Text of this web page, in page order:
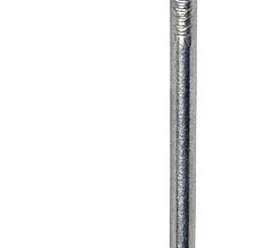
so nastavljeni samo
zasebnosti, prijava
vas opozori na njih.
Piškotki za
S temi piškotki
našega spletnega
opazujemo, kako
anonimni. Če
Piškotki za ciljno